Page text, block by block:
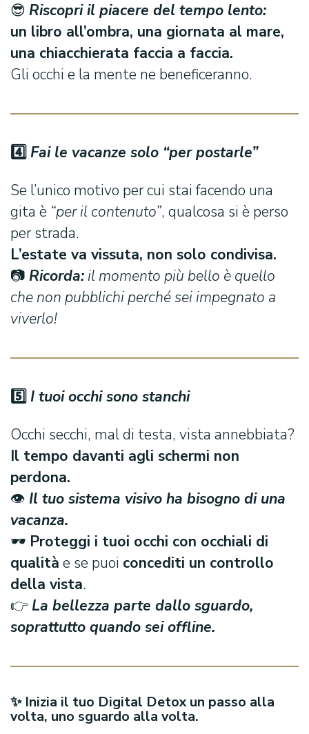
😎 Riscopri il piacere del tempo lento:
un libro all’ombra, una giornata al mare,
una chiacchierata faccia a faccia.
Gli occhi e la mente ne beneficeranno.
4️⃣Fai le vacanze solo “per postarle”
Se l’unico motivo per cui stai facendo una
gita è “per il contenuto”, qualcosa si è perso
per strada.
L’estate va vissuta, non solo condivisa.
📷 Ricorda: il momento più bello è quello
che non pubblichi perché sei impegnato a
viverlo!
5️⃣I tuoi occhi sono stanchi
Occhi secchi, mal di testa, vista annebbiata?
Il tempo davanti agli schermi non
perdona.
👁️ Il tuo sistema visivo ha bisogno di una
vacanza.
🕶️ Proteggi i tuoi occhi con occhiali di
qualità e se puoi concediti un controllo
della vista.
👉La bellezza parte dallo sguardo,
soprattutto quando sei offline.
✨ Inizia il tuo Digital Detox un passo alla
volta, uno sguardo alla volta.